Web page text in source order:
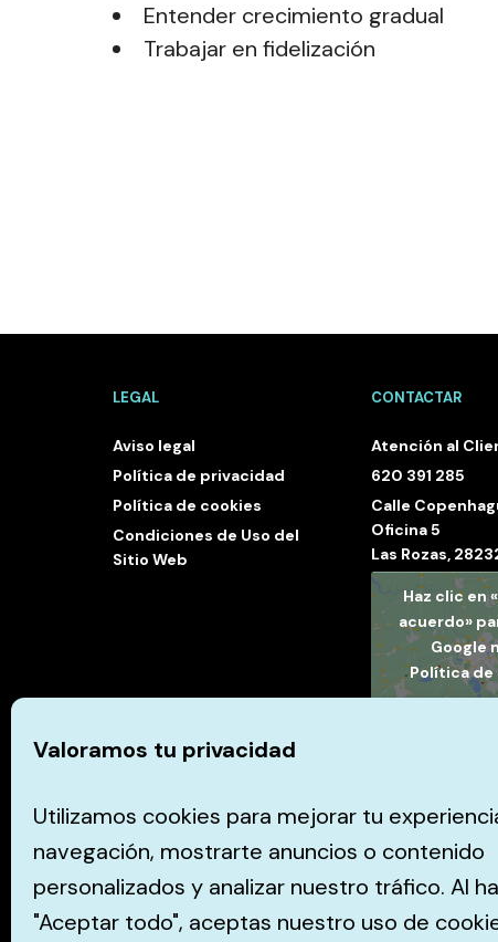
Valoramos tu privacidad
Utilizamos cookies para mejorar tu
navegación, mostrarte anuncios o contenido
personalizados y analizar nuestro tráfico. Al
"Aceptar todo", aceptas nuestro uso de
Entender crecimiento gradual
Trabajar en fidelización
LEGAL
Aviso legal
Política de privacidad
Política de cookies
Condiciones de Uso del
Sitio Web
CONTACTAR
Atención al
620 391 285
Calle
Oficina 5
Las Rozas,
Haz clic en
acuerdo»
Google
Política de